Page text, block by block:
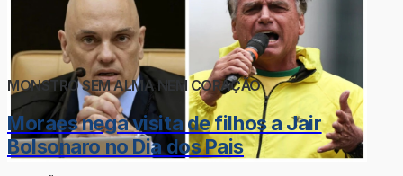
MONSTRO SEM ALMA NEM CORAÇÃO
Moraes nega visita de filhos a Jair
Bolsonaro no Dia dos Pais